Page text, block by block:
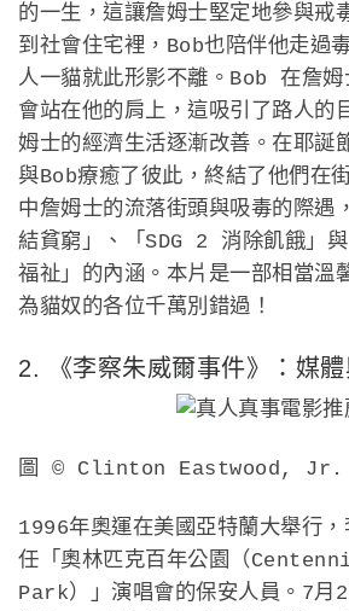
的一生，這讓詹姆士堅定地參與戒
到社會住宅裡，Bob也陪伴他走過
人一貓就此形影不離。Bob 在詹姆
會站在他的肩上，這吸引了路人的
姆士的經濟生活逐漸改善。在耶誕
與Bob療癒了彼此，終結了他們在
中詹姆士的流落街頭與吸毒的際遇
結貧窮」、「SDG 2 消除飢餓」
福祉」的內涵。本片是一部相當溫
為貓奴的各位千萬別錯過！
2. 《李察朱威爾事件》：媒
圖 © Clinton Eastwood, Jr.
1996年奧運在美國亞特蘭大舉行
任「奧林匹克百年公園（
Park）」演唱會的保安人員。7月